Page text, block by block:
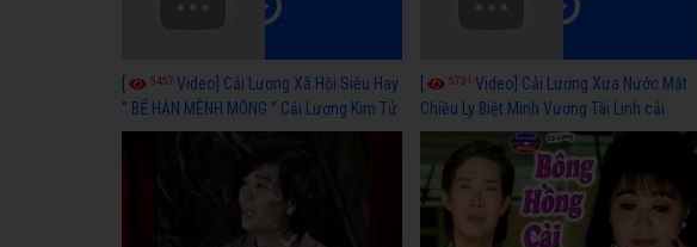
5457 Video] Cải Lương Xã Hội Siêu Hay
" BỂ HẬN MÊNH MÔNG " Cải Lương Kim Tử
Long, Thanh Ngân Hay Nhất
5731 Video] Cải Lương Xưa Nước Mắt
Chiều Ly Biệt Minh Vương Tài Linh cải
lương xã hội hay nhất